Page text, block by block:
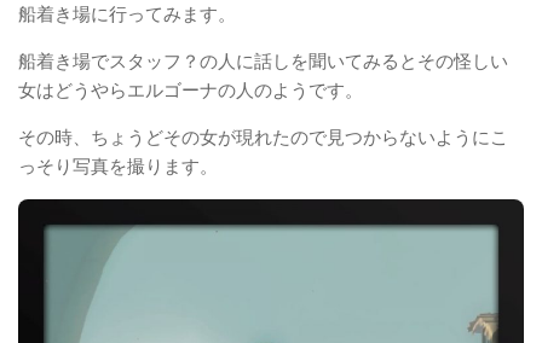
船着き場に行ってみます。
船着き場でスタッフ？の人に話しを聞いてみるとその怪しい
女はどうやらエルゴーナの人のようです。
その時、ちょうどその女が現れたので見つからないようにこ
っそり写真を撮ります。